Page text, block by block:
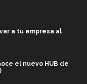
a tu empresa al
el nuevo HUB de